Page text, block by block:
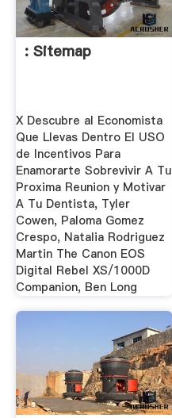
: Sitemap
X Descubre al Economista
Que Llevas Dentro El USO
de Incentivos Para
Enamorarte Sobrevivir A Tu
Proxima Reunion y Motivar
A Tu Dentista, Tyler
Cowen, Paloma Gomez
Crespo, Natalia Rodriguez
Martin The Canon EOS
Digital Rebel XS/1000D
Companion, Ben Long